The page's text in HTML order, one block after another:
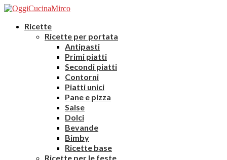
Ricette
Ricette per portata
Antipasti
Primi piatti
Secondi piatti
Contorni
Piatti unici
Pane e pizza
Salse
Dolci
Bevande
Bimby
Ricette base
Ricette per le feste